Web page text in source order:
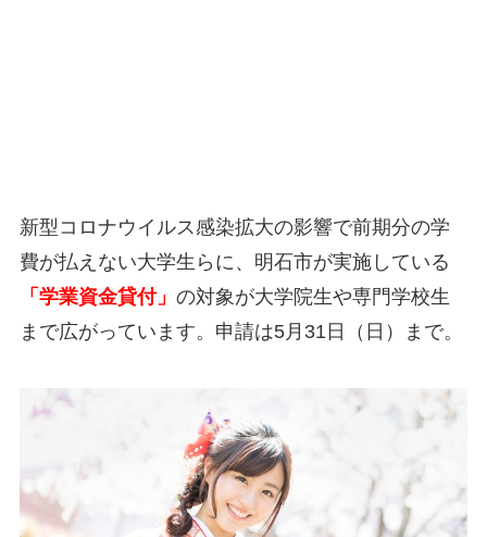
新型コロナウイルス感染拡大の影響で前期分の学
費が払えない大学生らに、明石市が実施している
「学業資金貸付」 の対象が大学院生や専門学校生
まで広がっています。申請は5月31日（日）まで。